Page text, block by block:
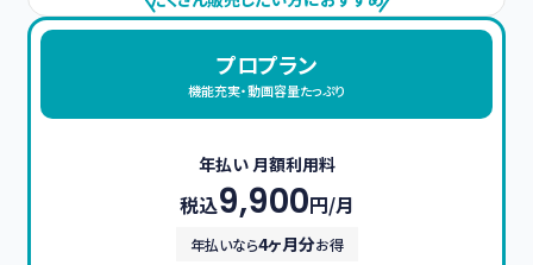
プロプラン
機能充実・動画容量たっぷり
年払い 月額利用料
税込9,900円/月
年払いなら4ヶ月分お得